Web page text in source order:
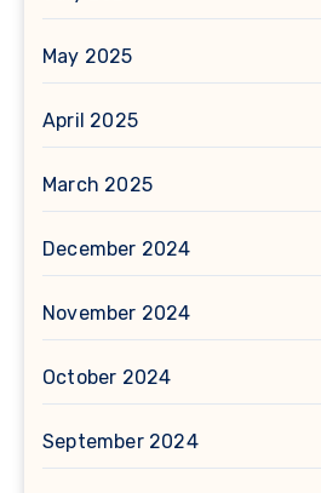
May 2025
April 2025
March 2025
December 2024
November 2024
October 2024
September 2024